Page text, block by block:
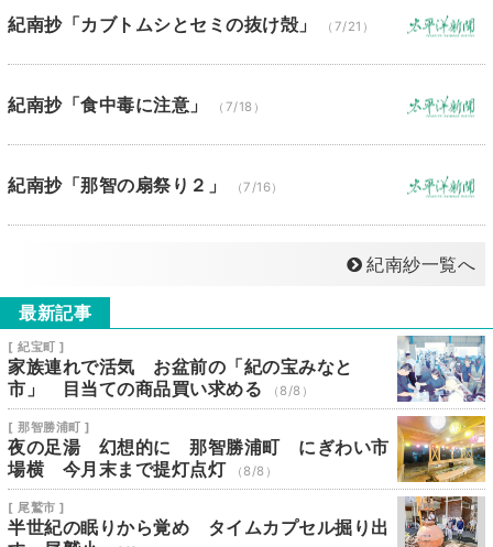
紀南抄「カブトムシとセミの抜け殻」 （7/21）
紀南抄「食中毒に注意」 （7/18）
紀南抄「那智の扇祭り２」 （7/16）
紀南紗一覧へ
最新記事
[ 紀宝町 ]
家族連れで活気 お盆前の「紀の宝みなと
市」 目当ての商品買い求める
（8/8）
[ 那智勝浦町 ]
夜の足湯 幻想的に 那智勝浦町 にぎわい市
場横 今月末まで提灯点灯
（8/8）
[ 尾鷲市 ]
半世紀の眠りから覚め タイムカプセル掘り出